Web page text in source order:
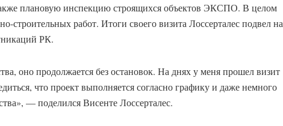
плановую инспекцию строящихся объектов ЭКСПО. В целом
строительных работ. Итоги своего визита Лоссерталес подвел на
РК.
оно продолжается без остановок. На днях у меня прошел визит
что проект выполняется согласно графику и даже немного
— поделился Висенте Лоссерталес.